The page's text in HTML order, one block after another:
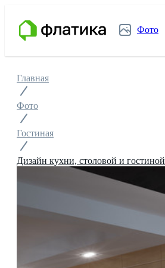
Фото
Главная
Фото
Гостиная
Дизайн кухни, столовой и гостиной